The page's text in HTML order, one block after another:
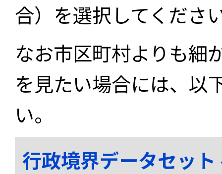
合）を選択してくださ
なお市区町村よりも細
を見たい場合には、以
い。
行政境界データセッ